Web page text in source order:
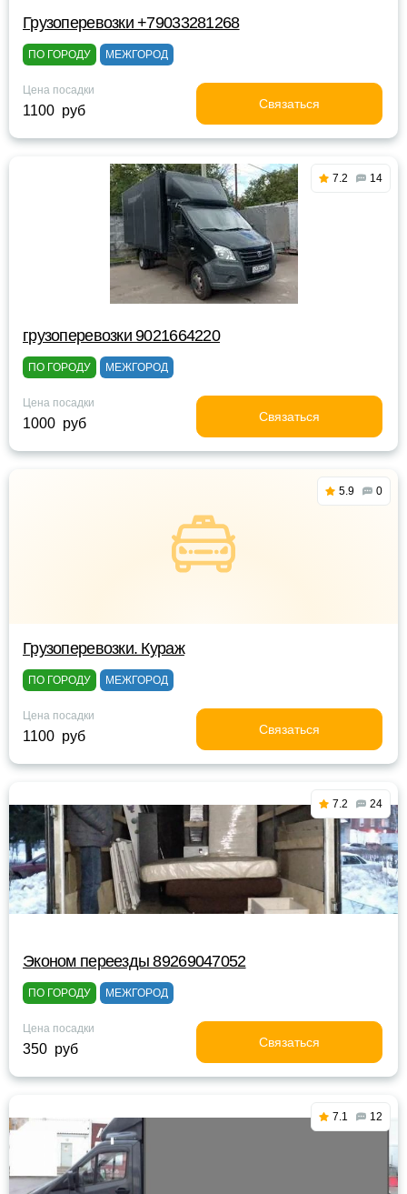
Грузоперевозки +79033281268
ПО ГОРОДУ МЕЖГОРОД
Цена посадки
1100 руб Связаться
7.2 14
грузоперевозки 9021664220
ПО ГОРОДУ МЕЖГОРОД
Цена посадки
1000 руб Связаться
5.9 0
Грузоперевозки. Кураж
ПО ГОРОДУ МЕЖГОРОД
Цена посадки
1100 руб Связаться
7.2 24
Эконом переезды 89269047052
ПО ГОРОДУ МЕЖГОРОД
Цена посадки
350 руб Связаться
7.1 12